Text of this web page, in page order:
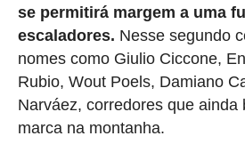
se permitirá margem a uma
escaladores. Nesse segundo
nomes como Giulio Ciccone,
Rubio, Wout Poels, Damiano
Narváez, corredores que ainda
marca na montanha.